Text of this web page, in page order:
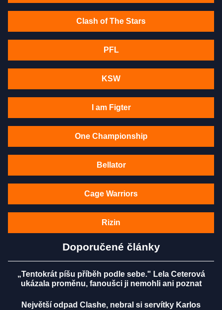
Clash of The Stars
PFL
KSW
I am Figter
One Championship
Bellator
Cage Warriors
Rizin
Doporučené články
„Tentokrát píšu příběh podle sebe." Lela Ceterová
ukázala proměnu, fanoušci ji nemohli ani poznat
Největší odpad Clashe, nebral si servítky Karlos